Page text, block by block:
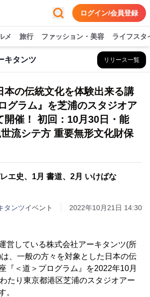
ログイン/会員登録
メ 旅行 ファッション・美容 ライフスタ
キタンツ リリース一覧
本の伝統文化を体験出来る講
グラム』を芝浦のスタジオア
開催！ 初回：10月30日・能
流シテ方 重要無形文化財保
エ史、1月 書道、2月 いけばな
タンツイベント 2022年10月21日 14:30
営している株式会社アーキタンツ(所
、一般の方々を対象とした日本の伝
『＜道＞プログラム』を2022年10月
たり東京都港区芝浦のスタジオアー
。